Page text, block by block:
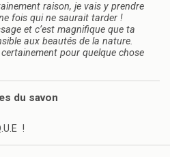
raison, je vais y prendre
fois qui ne saurait tarder !
et c’est magnifique que ta
aux beautés de la nature.
pour quelque chose
du savon
!